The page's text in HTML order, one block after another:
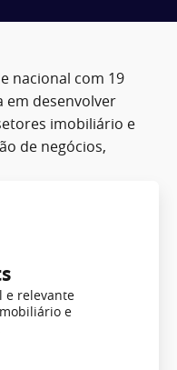
nacional com 19
em desenvolver
imobiliário e
de negócios,
e relevante
e